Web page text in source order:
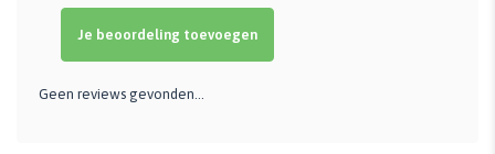
Je beoordeling toevoegen
Geen reviews gevonden...